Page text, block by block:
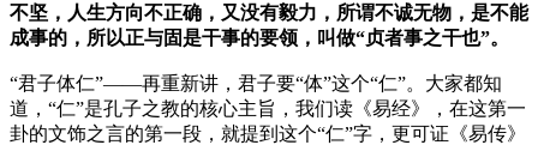
不坚，人生方向不正确，又没有毅力，所谓不诚无物，是不能
成事的，所以正与固是干事的要领，叫做“贞者事之干也”。
“君子体仁”——再重新讲，君子要“体”这个“仁”。大家都知
道，“仁”是孔子之教的核心主旨，我们读《易经》，在这第一
卦的文饰之言的第一段，就提到这个“仁”字，更可证《易传》